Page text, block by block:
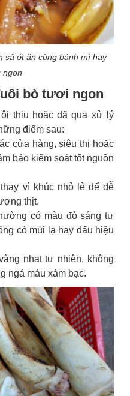
sả ớt ăn cùng bánh mì hay
ngon
bò tươi ngon
thiu hoặc đã qua xử lý
điểm sau:
cửa hàng, siêu thị hoặc
bảo kiểm soát tốt nguồn
vì khúc nhỏ lẻ để dễ
thịt.
có màu đỏ sáng tự
có mùi lạ hay dấu hiệu
nhạt tự nhiên, không
ngả màu xám bạc.